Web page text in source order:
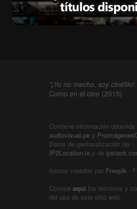
"¡Yo no mecho, soy
Como en el cine (2015)
Contiene información obtenida
audiovisual.pe y
Datos de geolocalización de
IP2Location.io y de
Iconos creados por Freepik -
Conoce aquí los términos y
del uso de este sitio web.